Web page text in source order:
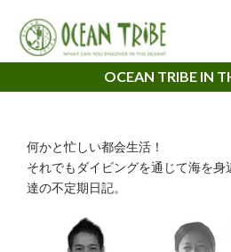
OCEAN TRIBE IN
何かと忙しい都会生活！
それでもダイビングを通じて海を
達の不定期日記。